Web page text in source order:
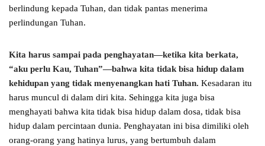
berlindung kepada Tuhan, dan tidak pantas menerima
perlindungan Tuhan.
Kita harus sampai pada penghayatan—ketika kita berkata,
“aku perlu Kau, Tuhan”—bahwa kita tidak bisa hidup dalam
kehidupan yang tidak menyenangkan hati Tuhan. Kesadaran itu
harus muncul di dalam diri kita. Sehingga kita juga bisa
menghayati bahwa kita tidak bisa hidup dalam dosa, tidak bisa
hidup dalam percintaan dunia. Penghayatan ini bisa dimiliki oleh
orang-orang yang hatinya lurus, yang bertumbuh dalam